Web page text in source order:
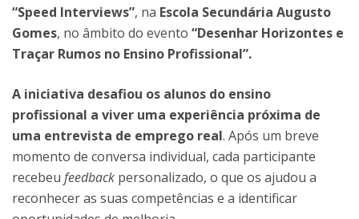
“Speed Interviews”, na Escola Secundária Augusto
Gomes, no âmbito do evento “Desenhar Horizontes e
Traçar Rumos no Ensino Profissional”.
A iniciativa desafiou os alunos do ensino
profissional a viver uma experiência próxima de
uma entrevista de emprego real. Após um breve
momento de conversa individual, cada participante
recebeu feedback personalizado, o que os ajudou a
reconhecer as suas competências e a identificar